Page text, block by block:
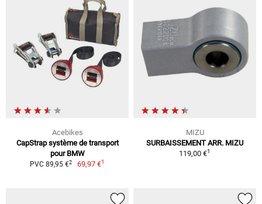
Acebikes
CapStrap système de transport
pour BMW
PVC 89,95 €2 69,97 €1
MIZU
SURBAISSEMENT ARR. MIZU
119,00 €1